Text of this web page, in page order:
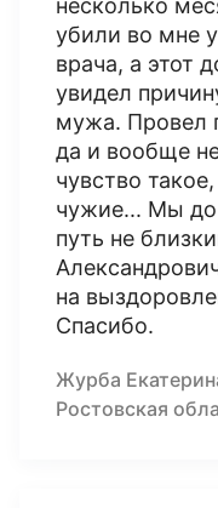
несколько
убили во мне
врача, а этот
увидел
мужа. Провел
да и вообще
чувство
чужие... Мы до
путь не
на
Спасибо.
Журба
Ростовская